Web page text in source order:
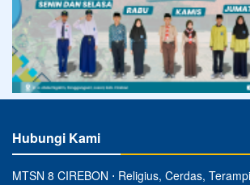
Hubungi Kami
MTSN 8 CIREBON ⋅ Religius, Cerdas,